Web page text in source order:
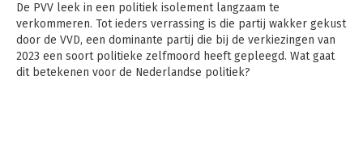
De PVV leek in een politiek isolement langzaam te
verkommeren. Tot ieders verrassing is die partij wakker gekust
door de VVD, een dominante partij die bij de verkiezingen van
2023 een soort politieke zelfmoord heeft gepleegd. Wat gaat
dit betekenen voor de Nederlandse politiek?